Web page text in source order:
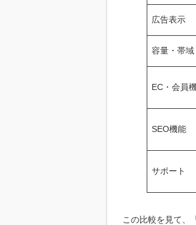
広告表示
容量・帯域
EC・会員
SEO機能
サポート
この比較を見て、